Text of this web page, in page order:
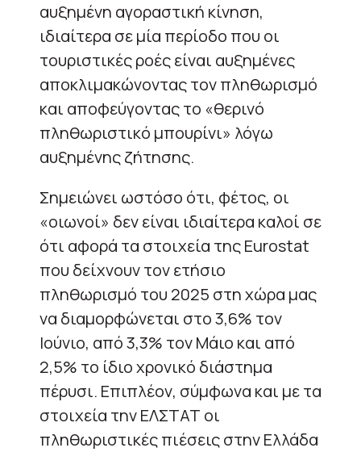
αυξημένη αγοραστική κίνηση,
ιδιαίτερα σε μία περίοδο που οι
τουριστικές ροές είναι αυξημένες
αποκλιμακώνοντας τον πληθωρισμό
και αποφεύγοντας το «θερινό
πληθωριστικό μπουρίνι» λόγω
αυξημένης ζήτησης.
Σημειώνει ωστόσο ότι, φέτος, οι
«οιωνοί» δεν είναι ιδιαίτερα καλοί σε
ότι αφορά τα στοιχεία της Eurostat
που δείχνουν τον ετήσιο
πληθωρισμό του 2025 στη χώρα μας
να διαμορφώνεται στο 3,6% τον
Ιούνιο, από 3,3% τον Μάιο και από
2,5% το ίδιο χρονικό διάστημα
πέρυσι. Επιπλέον, σύμφωνα και με τα
στοιχεία την ΕΛΣΤΑΤ οι
πληθωριστικές πιέσεις στην Ελλάδα